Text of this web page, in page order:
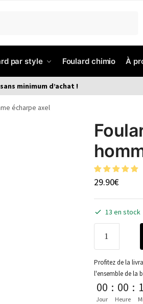
par style Foulard chimio À
minimum d’achat !
écharpe axel
29.90€
13 en stock
Profitez de la
l'ensemble de la
00
Jour
: 00
Heure
: